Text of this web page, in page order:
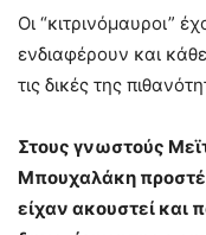
Οι “κιτρινόμαυροι”
ενδιαφέρουν και
τις δικές της
Στους γνωστούς
Μπουχαλάκη
είχαν ακουστεί και